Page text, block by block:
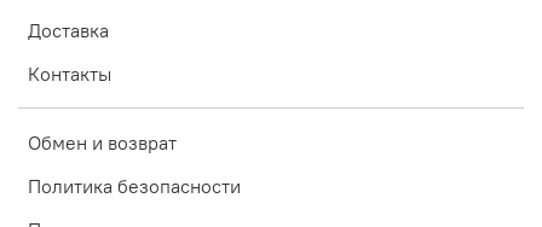
Доставка
Контакты
Обмен и возврат
Политика безопасности